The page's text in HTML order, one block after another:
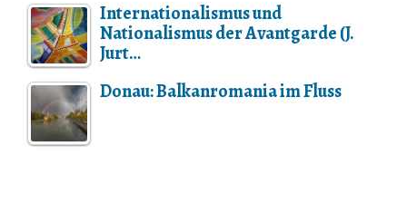
Internationalismus und
Nationalismus der Avantgarde (J.
Jurt…
Donau: Balkanromania im Fluss